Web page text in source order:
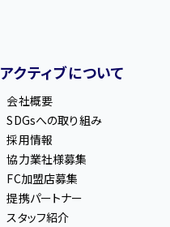
アクティブについて
会社概要
SDGsへの取り組み
採用情報
協力業社様募集
FC加盟店募集
提携パートナー
スタッフ紹介